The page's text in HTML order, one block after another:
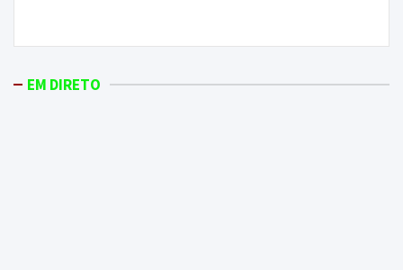
EM DIRETO